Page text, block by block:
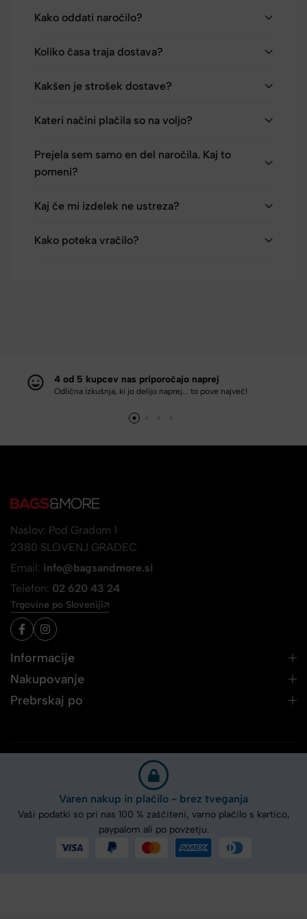
Kako oddati naročilo?
Koliko časa traja dostava?
Kakšen je strošek dostave?
Kateri načini plačila so na voljo?
Prejela sem samo en del naročila. Kaj to
pomeni?
Kaj če mi izdelek ne ustreza?
Kako poteka vračilo?
4 od 5 kupcev nas priporočajo naprej
Odlična izkušnja, ki jo delijo naprej... to pove največ!
Naslov: Pod Gradom 1
2380 SLOVENJ GRADEC
Email: info@bagsandmore.si
Telefon: 02 620 43 24
Trgovine po Sloveniji
Informacije
Nakupovanje
Prebrskaj po
Varen nakup in plačilo - brez tveganja
Vaši podatki so pri nas 100 % zaščiteni, varno plačilo s kartico,
paypalom ali po povzetju.